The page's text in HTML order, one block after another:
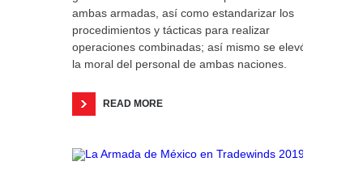
ambas armadas, así como estandarizar los
procedimientos y tácticas para realizar
operaciones combinadas; así mismo se elevó
la moral del personal de ambas naciones.
READ MORE